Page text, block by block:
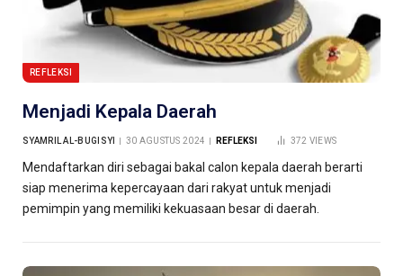
REFLEKSI
Menjadi Kepala Daerah
SYAMRIL AL-BUGISYI 30 AGUSTUS 2024 REFLEKSI 372 VIEWS
Mendaftarkan diri sebagai bakal calon kepala daerah berarti
siap menerima kepercayaan dari rakyat untuk menjadi
pemimpin yang memiliki kekuasaan besar di daerah.